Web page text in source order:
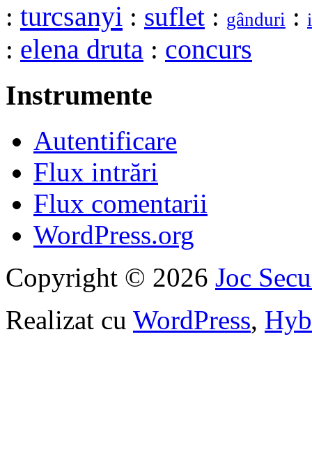
: turcsanyi : suflet : gânduri :
: elena druta : concurs
Instrumente
Autentificare
Flux intrări
Flux comentarii
WordPress.org
Copyright © 2026 Joc
Realizat cu WordPress,